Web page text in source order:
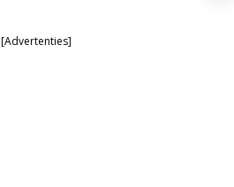
[Advertenties]